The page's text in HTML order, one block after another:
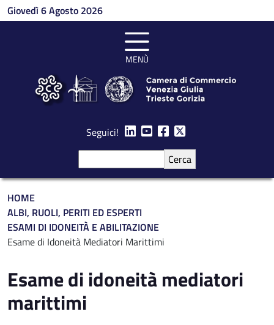
Salta al contenuto principale
Giovedì 6 Agosto 2026
MENÙ
Seguici!
Briciole di pane
HOME
ALBI, RUOLI, PERITI ED ESPERTI
ESAMI DI IDONEITÀ E ABILITAZIONE
Esame di Idoneità Mediatori Marittimi
Esame di idoneità mediatori
marittimi